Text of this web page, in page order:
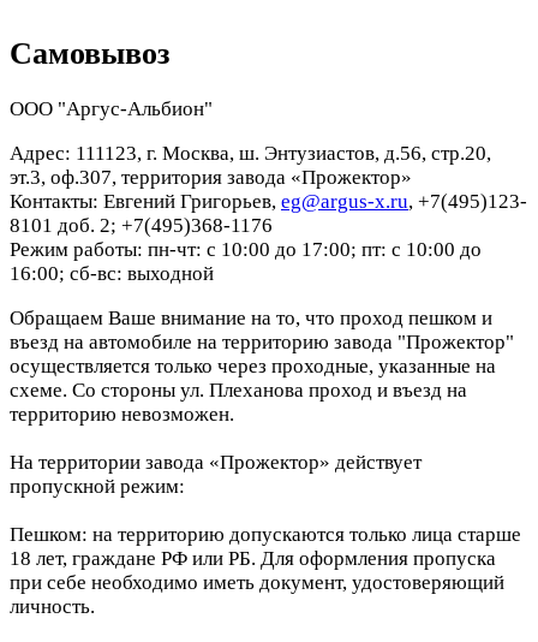
Самовывоз
ООО "Аргус-Альбион"
Адрес: 111123, г. Москва, ш. Энтузиастов, д.56, стр.20,
эт.3, оф.307, территория завода «Прожектор»
Контакты: Евгений Григорьев, eg@argus-x.ru, +7(495)123-
8101 доб. 2; +7(495)368-1176
Режим работы: пн-чт: с 10:00 до 17:00; пт: с 10:00 до
16:00; сб-вс: выходной
Обращаем Ваше внимание на то, что проход пешком и
въезд на автомобиле на территорию завода "Прожектор"
осуществляется только через проходные, указанные на
схеме. Со стороны ул. Плеханова проход и въезд на
территорию невозможен.
На территории завода «Прожектор» действует
пропускной режим:
Пешком: на территорию допускаются только лица старше
18 лет, граждане РФ или РБ. Для оформления пропуска
при себе необходимо иметь документ, удостоверяющий
личность.